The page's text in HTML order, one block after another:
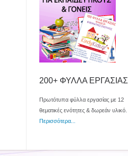
200+ ΦΥΛΛΑ ΕΡΓΑΣΙΑΣ
Πρωτότυπα φύλλα εργασίας με 12
θεματικές ενότητες & δωρεάν υλικό.
Περισσότερα...